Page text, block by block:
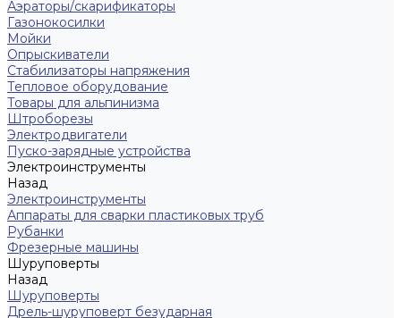
Аэраторы/скарификаторы
Газонокосилки
Мойки
Опрыскиватели
Стабилизаторы напряжения
Тепловое оборудование
Товары для альпинизма
Штроборезы
Электродвигатели
Пуско-зарядные устройства
Электроинструменты
Назад
Электроинструменты
Аппараты для сварки пластиковых труб
Рубанки
Фрезерные машины
Шуруповерты
Назад
Шуруповерты
Дрель-шуруповерт безударная